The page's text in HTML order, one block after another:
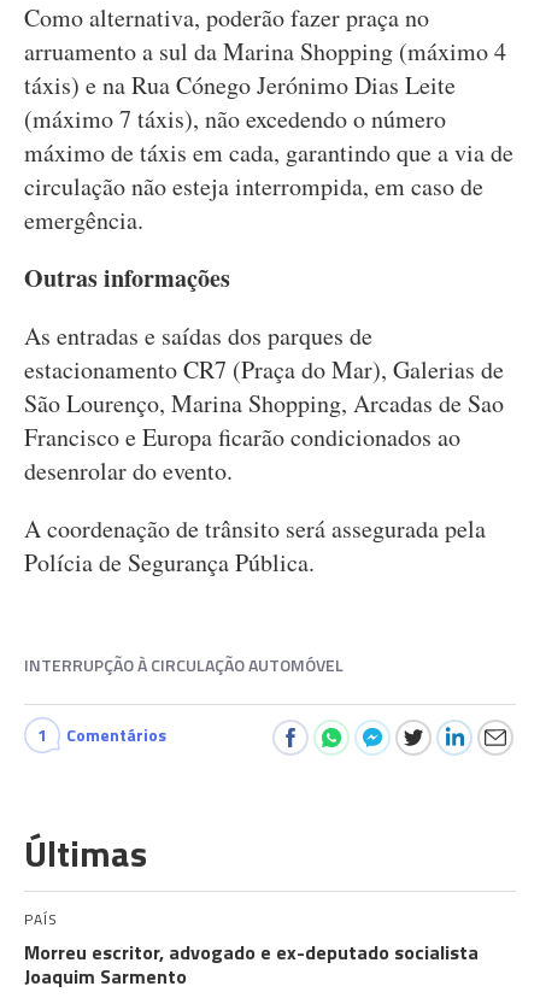
Como alternativa, poderão fazer praça no
arruamento a sul da Marina Shopping (máximo 4
táxis) e na Rua Cónego Jerónimo Dias Leite
(máximo 7 táxis), não excedendo o número
máximo de táxis em cada, garantindo que a via de
circulação não esteja interrompida, em caso de
emergência.
Outras informações
As entradas e saídas dos parques de
estacionamento CR7 (Praça do Mar), Galerias de
São Lourenço, Marina Shopping, Arcadas de Sao
Francisco e Europa ficarão condicionados ao
desenrolar do evento.
A coordenação de trânsito será assegurada pela
Polícia de Segurança Pública.
INTERRUPÇÃO À CIRCULAÇÃO AUTOMÓVEL
1 Comentários
Últimas
PAÍS
Morreu escritor, advogado e ex-deputado socialista
Joaquim Sarmento